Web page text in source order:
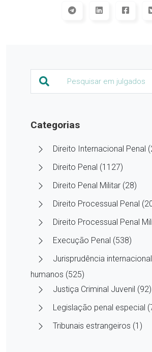
Categorias
Direito Internacional Penal
Direito Penal (1127)
Direito Penal Militar (28)
Direito Processual Penal
Direito Processual Penal
Execução Penal (538)
Jurisprudência
humanos (525)
Justiça Criminal Juvenil (92)
Legislação penal especial
Tribunais estrangeiros (1)